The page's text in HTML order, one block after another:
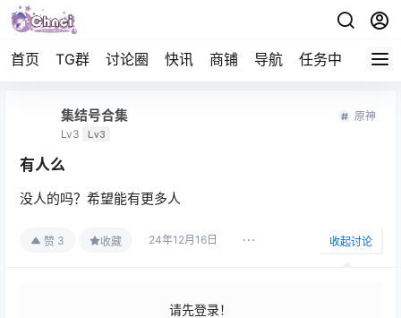
首页 TG群 讨论圈 快讯 商铺 导航 任务中心 帮助
集结号合集
Lv3 Lv3
原神
有人么
没人的吗？希望能有更多人
赞 3 收藏 24年12月16日 收起讨论
请先登录！